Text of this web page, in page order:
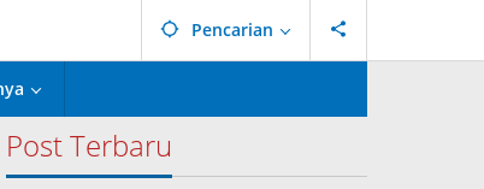
Pencarian
Post Terbaru